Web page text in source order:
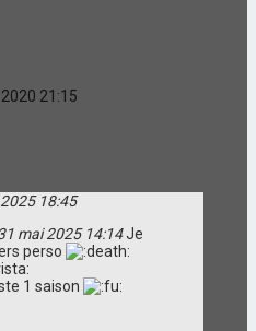
21:15
18:45
mai 2025 14:14Je
perso
1 saison